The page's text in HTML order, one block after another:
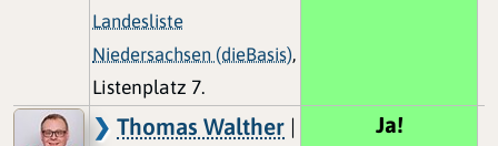
Landesliste
Niedersachsen (dieBasis),
Listenplatz 7.
Thomas Walther |
Ja!